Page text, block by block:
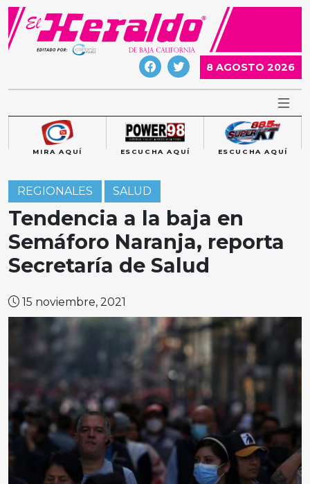
Skip
content
8 AGOSTO 2026
MIRA AQUÍ ESCUCHA AQUÍ ESCUCHA AQUÍ
REGIONALES SALUD
Tendencia a la baja en
Semáforo Naranja, reporta
Secretaría de Salud
15 noviembre, 2021